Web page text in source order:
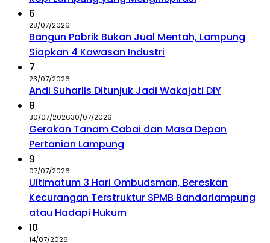
6
28/07/2026
Bangun Pabrik Bukan Jual Mentah, Lampung
Siapkan 4 Kawasan Industri
7
23/07/2026
Andi Suharlis Ditunjuk Jadi Wakajati DIY
8
30/07/202630/07/2026
Gerakan Tanam Cabai dan Masa Depan
Pertanian Lampung
9
07/07/2026
Ultimatum 3 Hari Ombudsman, Bereskan
Kecurangan Terstruktur SPMB Bandarlampung
atau Hadapi Hukum
10
14/07/2026